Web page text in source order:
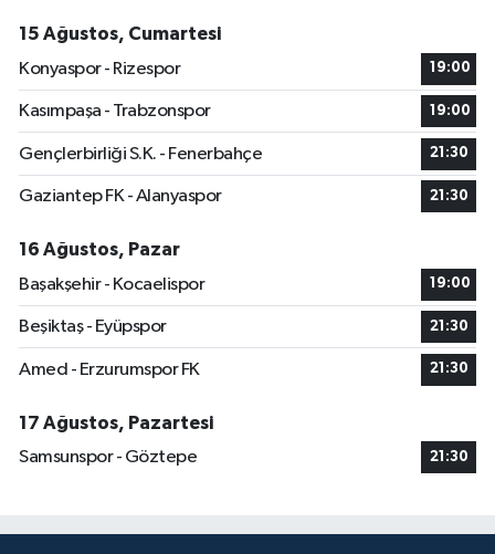
15 Ağustos, Cumartesi
Konyaspor - Rizespor
19:00
Kasımpaşa - Trabzonspor 19:00
Gençlerbirliği S.K. - Fenerbahçe 21:30
Gaziantep FK - Alanyaspor 21:30
16 Ağustos, Pazar
Başakşehir - Kocaelispor
19:00
Beşiktaş - Eyüpspor 21:30
Amed - Erzurumspor FK 21:30
17 Ağustos, Pazartesi
Samsunspor - Göztepe
21:30